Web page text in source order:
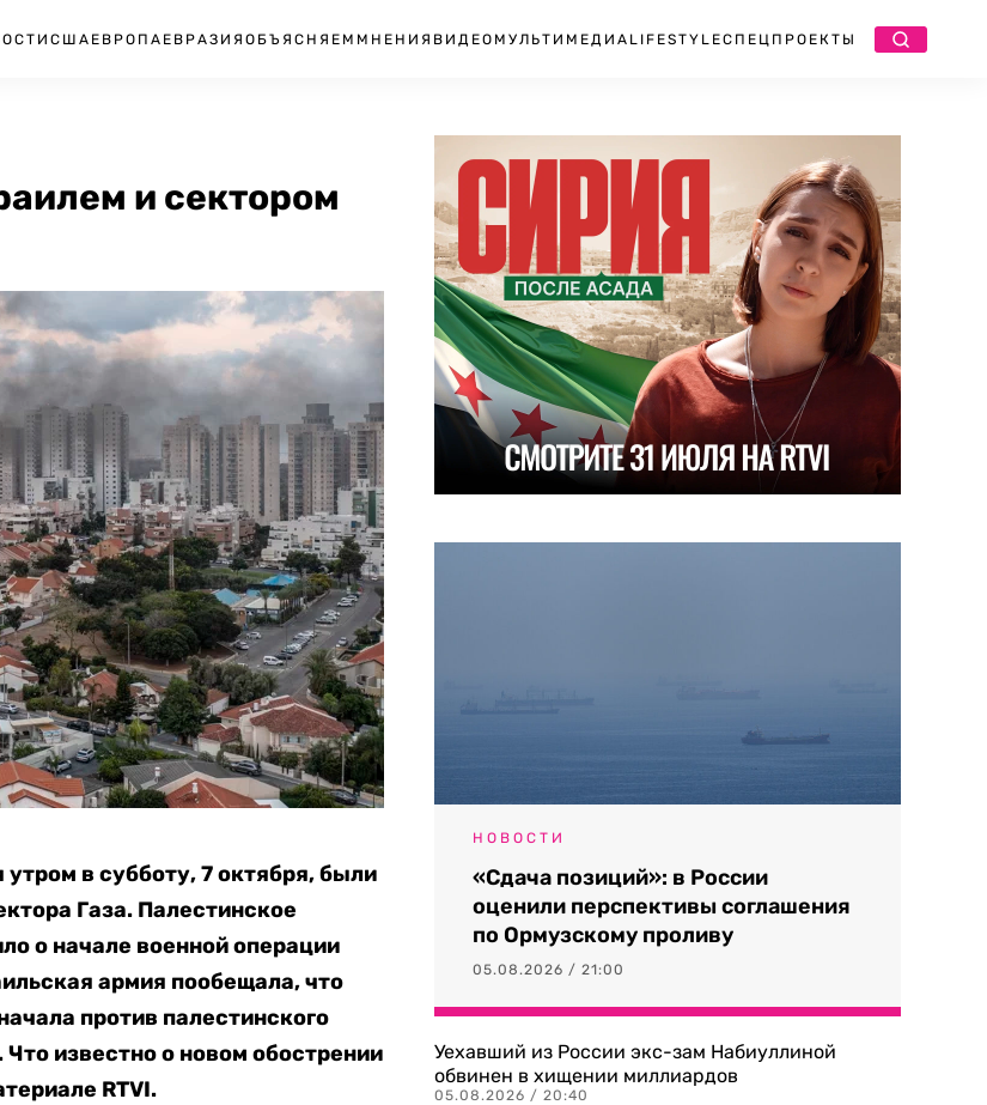
США ЕВРОПА ЕВРАЗИЯ ОБЪЯСНЯЕМ МНЕНИЯ ВИДЕО МУЛЬТИМЕДИА LIFESTYLEСПЕЦПРОЕКТЫ
и сектором
в субботу, 7 октября, были
Газа. Палестинское
о начале военной операции
армия пообещала, что
против палестинского
известно о новом обострении
RTVI.
НОВОСТИ
«Сдача позиций»: в России
оценили перспективы соглашения
по Ормузскому проливу
05.08.2026 / 21:00
Уехавший из России экс-зам Набиуллиной
обвинен в хищении миллиардов
05.08.2026 / 20:40